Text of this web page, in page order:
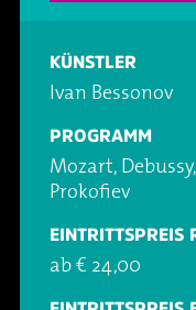
Party
Vorträge &
Kafé Klinker
Barrierefreiheit
FAQ – Fragen &
Kontakt
Downloads
Jobs
Ansprechpartner
KÜNSTLER
Ivan Bessonov
PROGRAMM
Mozart,
Prokofiev
EINTRITTSPREIS
ab € 24,00